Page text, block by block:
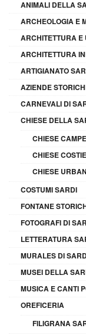
ANIMALI DELLA
ARCHEOLOGIA E
ARCHITETTURA
ARCHITETTURA
ARTIGIANATO
AZIENDE
CARNEVALI DI
CHIESE DELLA
CHIESE
CHIESE
CHIESE
COSTUMI SARDI
FONTANE
FOTOGRAFI DI
LETTERATURA
MURALES DI
MUSEI DELLA
MUSICA E CANTI
OREFICERIA
FILIGRANA